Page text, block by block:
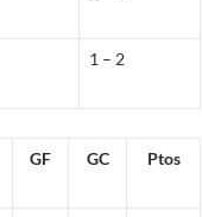
1 – 2
GF GC Ptos